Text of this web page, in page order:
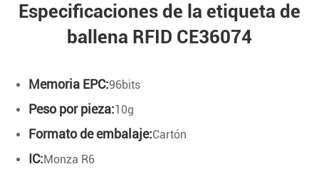
Especificaciones de la etiqueta de
ballena RFID CE36074
Memoria EPC:96bits
Peso por pieza:10g
Formato de embalaje:Cartón
IC: Monza R6